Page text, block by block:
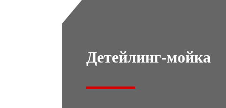
Детейлинг-мойка